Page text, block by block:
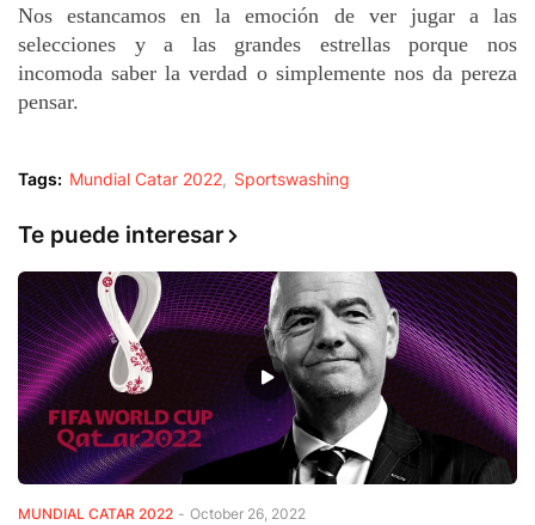
Nos estancamos en la emoción de ver jugar a las
selecciones y a las grandes estrellas porque nos
incomoda saber la verdad o simplemente nos da pereza
pensar.
Tags: Mundial Catar 2022 Sportswashing
Te puede interesar
MUNDIAL CATAR 2022 - October 26, 2022